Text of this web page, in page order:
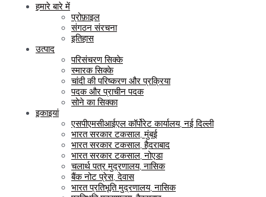
हमारे बारे में
प्रोफ़ाइल
संगठन संरचना
इतिहास
उत्पाद
परिसंचरण सिक्के
स्मारक सिक्के
चांदी की परिष्करण और प्रक्रिया
पदक और प्राचीन पदक
सोने का सिक्का
इकाइयां
एसपीएमसीआईएल कॉर्पोरेट कार्यालय, नई दिल्ली
भारत सरकार टकसाल, मुंबई
भारत सरकार टकसाल, हैदराबाद
भारत सरकार टकसाल, नोएडा
चलार्थ पत्र मुद्रणालय, नासिक
बैंक नोट प्रेस, देवास
भारत प्रतिभूति मुद्रणालय, नासिक